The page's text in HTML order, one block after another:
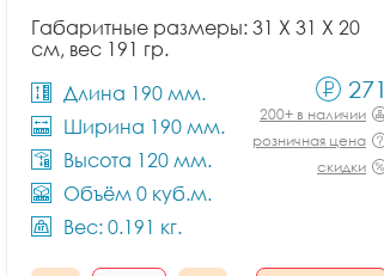
Габаритные размеры: 31 X 31 X 20
см, вес 191 гр.
Длина 190 мм.
Ширина 190 мм.
Высота 120 мм.
Объём 0 куб.м.
Вес: 0.191 кг.
271
200+ в наличии
розничная цена
скидки